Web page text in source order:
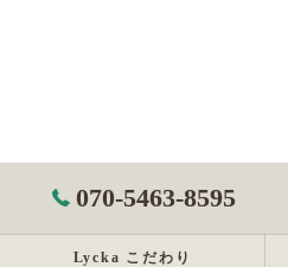
070-5463-8595
Lycka こだわり